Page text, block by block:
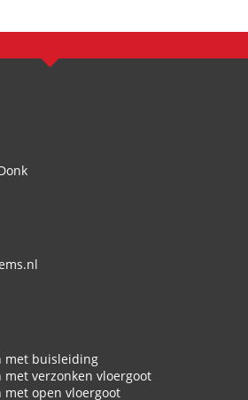
met buisleiding
met verzonken vloergoot
met open vloergoot